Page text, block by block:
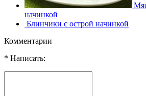
начинкой
Блинчики с острой начинкой
Комментарии
* Написать: